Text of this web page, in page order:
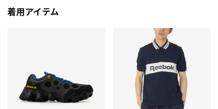
着用アイテム